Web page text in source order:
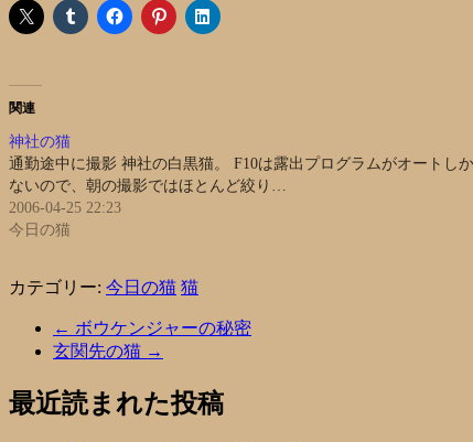
関連
神社の猫
通勤途中に撮影 神社の白黒猫。 F10は露出プログラムがオートしか
ないので、朝の撮影ではほとんど絞り…
2006-04-25 22:23
今日の猫
カテゴリー: 今日の猫 猫
← ボウケンジャーの秘密
玄関先の猫 →
最近読まれた投稿